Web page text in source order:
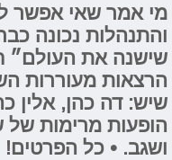
מי אמר שאי אפשר
והתנהלות נכונה
שישנה את העולם״
הרצאות מעוררות
שיש: דה כהן, אלין
ושגב. • כל הפרטים!